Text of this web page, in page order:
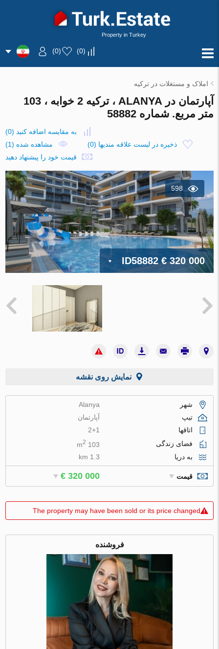
Property in Turkey
(
0
)
(
0
)
املاک و مستغلات در ترکیه
آپارتمان در ALANYA ، ترکیه 2 خوابه ، 103
متر مربع. شماره 58882
به مقایسه اضافه کنید (
0
)
ذخیره در لیست علاقه مندیها (
0
)
مشاهده شده (1)
قیمت خود را پیشنهاد دهید
598
ID58882€ 320 000
نمایش روی نقشه
شهر
Alanya
تیپ
آپارتمان
اتاقها
2+1
فضای زندگی
103 m
2
به دریا 1.3 km
قیمت € 320 000
The property may have been sold or its price changed
فروشنده